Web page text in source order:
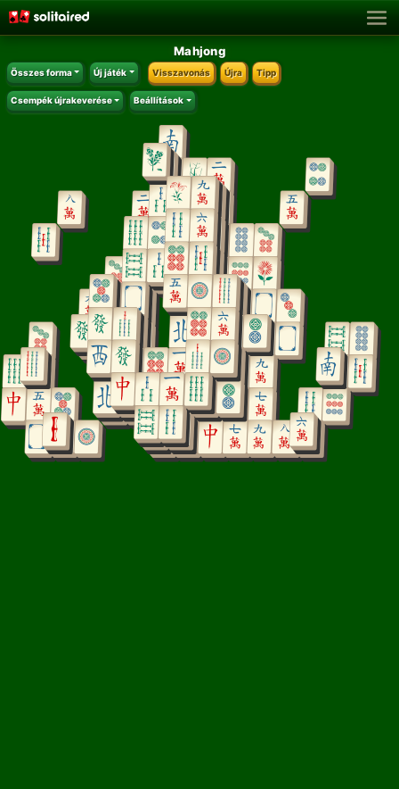
Mahjong
Összes forma Új játék Visszavonás Újra Tipp
Csempék újrakeverése Beállítások